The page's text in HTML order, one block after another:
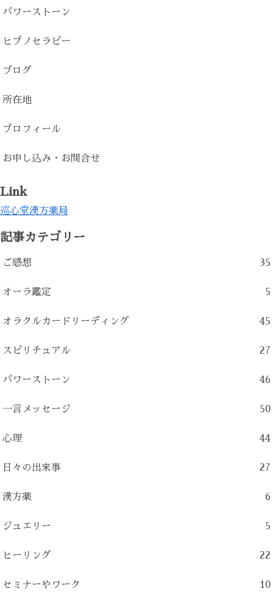
パワーストーン
ヒプノセラピー
ブログ
所在地
プロフィール
お申し込み・お問合せ
Link
巡心堂漢方薬局
記事カテゴリー
ご感想 35
オーラ鑑定 5
オラクルカードリーディング 45
スピリチュアル 27
パワーストーン 46
一言メッセージ 50
心理 44
日々の出来事 27
漢方薬 6
ジュエリー 5
ヒーリング 22
セミナーやワーク 10